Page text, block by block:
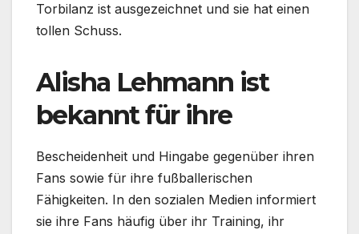
Torbilanz ist ausgezeichnet und sie hat einen
tollen Schuss.
Alisha Lehmann ist
bekannt für ihre
Bescheidenheit und Hingabe gegenüber ihren
Fans sowie für ihre fußballerischen
Fähigkeiten. In den sozialen Medien informiert
sie ihre Fans häufig über ihr Training, ihr